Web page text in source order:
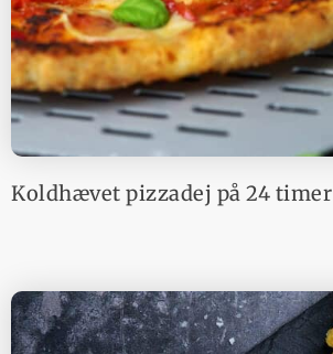
Koldhævet pizzadej på 24 timer